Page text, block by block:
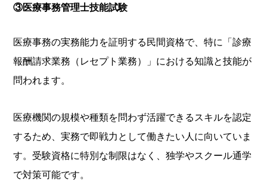
③医療事務管理士技能試験
医療事務の実務能力を証明する民間資格で、特に「診療
報酬請求業務（レセプト業務）」における知識と技能が
問われます。
医療機関の規模や種類を問わず活躍できるスキルを認定
するため、実務で即戦力として働きたい人に向いていま
す。受験資格に特別な制限はなく、独学やスクール通学
で対策可能です。